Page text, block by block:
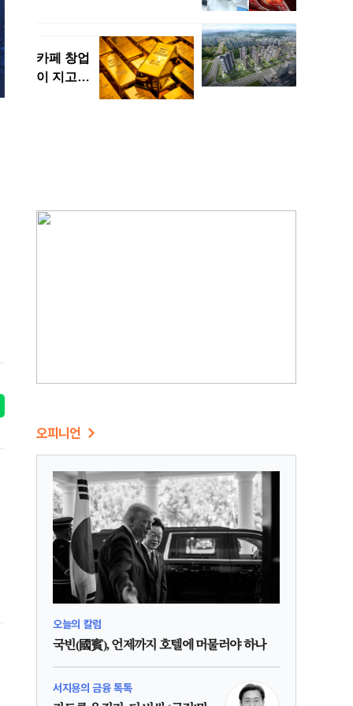
오피니언
오늘의 칼럼
국빈(國賓), 언제까지 호텔에 머물러야 하나
서지용의 금융 톡톡